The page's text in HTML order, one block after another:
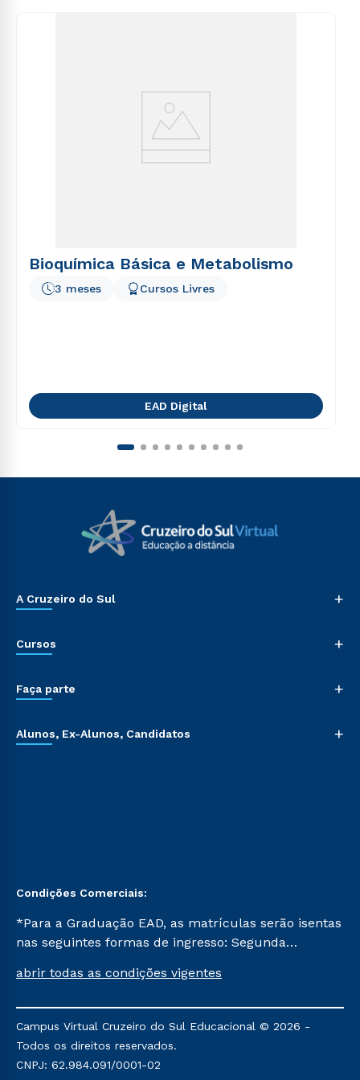
Bioquímica Básica e Metabolismo
3 meses Cursos Livres
EAD Digital
A Cruzeiro do Sul +
Cursos +
Faça parte +
Alunos, Ex-Alunos, Candidatos +
Condições Comerciais:
*Para a Graduação EAD, as matrículas serão isentas
nas seguintes formas de ingresso: Segunda
Já para as demais, a taxa de matrícula será de R$
mencionadas são referentes aos cursos: Ensino
Religioso, Geografia para a Docência e Metodologia
do Ensino de História: Questões Atuais.
abrir todas as condições vigentes
Campus Virtual Cruzeiro do Sul Educacional © 2026 -
Todos os direitos reservados.
CNPJ: 62.984.091/0001-02